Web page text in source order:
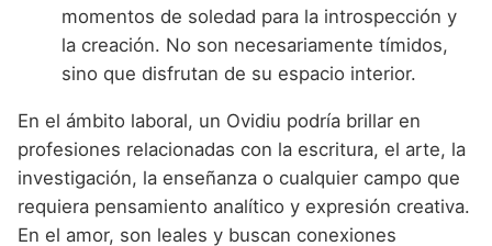
momentos de soledad para la introspección y
la creación. No son necesariamente tímidos,
sino que disfrutan de su espacio interior.
En el ámbito laboral, un Ovidiu podría brillar en
profesiones relacionadas con la escritura, el arte, la
investigación, la enseñanza o cualquier campo que
requiera pensamiento analítico y expresión creativa.
En el amor, son leales y buscan conexiones